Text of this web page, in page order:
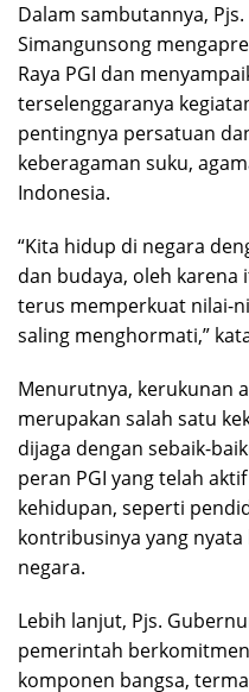
Dalam sambutannya,
Simangunsong
Raya PGI dan
terselenggaranya
pentingnya persatuan
keberagaman suku,
Indonesia.
“Kita hidup di negara
dan budaya, oleh
terus memperkuat nilai-
saling menghormati,”
Menurutnya, kerukunan
merupakan salah satu
dijaga dengan sebaik-
peran PGI yang telah
kehidupan, seperti
kontribusinya yang
negara.
Lebih lanjut, Pjs.
pemerintah
komponen bangsa,